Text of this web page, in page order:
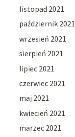
listopad 2021
październik 2021
wrzesień 2021
sierpień 2021
lipiec 2021
czerwiec 2021
maj 2021
kwiecień 2021
marzec 2021